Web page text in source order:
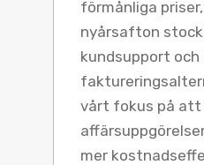
förmånliga
nyårsafton
kundsupport och
vårt fokus på att
mer